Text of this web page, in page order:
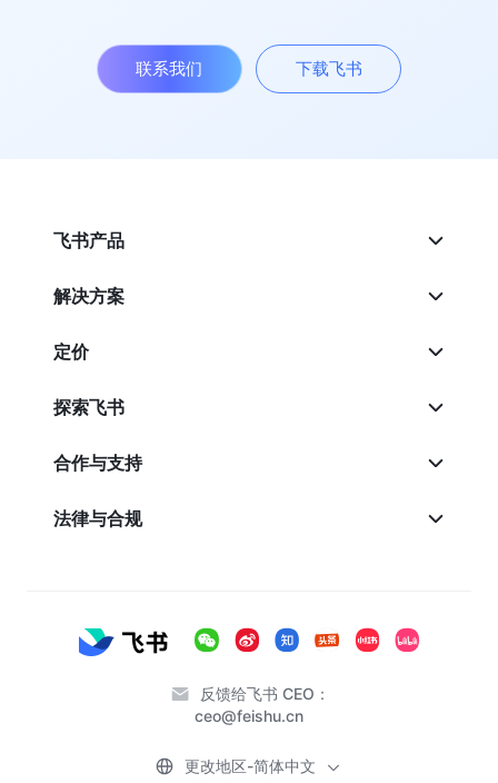
联系我们 下载飞书
飞书产品
解决方案
定价
探索飞书
合作与支持
法律与合规
反馈给飞书 CEO：
ceo@feishu.cn
更改地区-简体中文